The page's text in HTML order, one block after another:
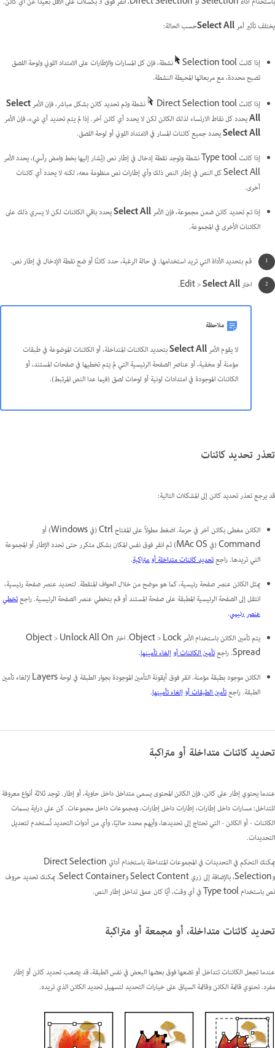
يختلف تأثير أمرSelect Allحسب الحالة:
إذا كانت Selection tool
نشطة، فإن كل المسارات والإطارات على الامتداد اللوني ولوحة اللصق
تصبح محددة، مع مربعاتها المحيطة النشطة.
إذا كانت Direct Selection tool
نشطة وتم تحديد كائن بشكل مباشر، فإن الأمرSelect
Allيحدد كل نقاط الارتساء لذلك الكائن لكن لا يحدد أي كائن آخر. إذا لم يتم تحديد أي شيء، فإن الأمر
Select Allيحدد جميع كائنات المسار في الامتداد اللوني أو لوحة اللصق.
إذا كانت Type tool نشطة وتوجد نقطة إدخال في إطار نص (يُشار إليها بخط وامض رأسي)، يحدد الأمر
Select All كل النص في إطار النص ذلك وأي إطارات نص منظومة معه، لكنه لا يحدد أي كائنات
أخرى.
إذا تم تحديد كائن ضمن مجموعة، فإن الأمرSelect Allيحدد باقي الكائنات لكن لا يسري ذلك على
الكائنات الأخرى في المجموعة.
قم بتحديد الأداة التي تريد استخدامها. في حالة الرغبة، حدد كائنًا أو ضع نقطة الإدخال في إطار نص.
اختر Edit >Select All
.
ملاحظة
لا يقوم الأمرSelect Allبتحديد الكائنات المتداخلة، أو الكائنات الموضوعة في طبقات
مؤمنة أو مخفية، أو عناصر الصفحة الرئيسية التي لم يتم تخطيها في صفحات المستند، أو
الكائنات الموجودة في امتدادات لونية أو لوحات لصق (فيما عدا النص المرتبط).
تعذر تحديد كائنات
قد يرجع تعذر تحديد كائن إلى المشكلات التالية:
الكائن مغطى بكائن آخر في حزمة. اضغط مطولاً على المفتاح Ctrl (في Windows) أو
Command (في MAc OS) ثم انقر فوق نفس المكان بشكل متكرر حتى تحدد الإطار أو المجموعة
التي تريدها. راجعتحديد كائنات متداخلة أو متراكبة.
يمثل الكائن عنصر صفحة رئيسية، كما هو موضح من خلال الحواف المنقطة. لتحديد عنصر صفحة رئيسية،
انتقل إلى الصفحة الرئيسية المطبقة على صفحة المستند أو قم بتخطي عنصر الصفحة الرئيسية. راجعتخطي
عنصر رئيسي.
يتم تأمين الكائن باستخدام الأمر Object > Lock. اختر Object > Unlock All On
Spread. راجع
تأمين الكائنات أو إلغاء تأمينها.
الكائن موجود بطبقة مؤمنة. انقر فوق أيقونة التأمين الموجودة بجوار الطبقة في لوحة Layers لإلغاء تأمين
الطبقة. راجعتأمين الطبقات أو إلغاء تأمينها.
تحديد كائنات متداخلة أو متراكبة
عندما يحتوي إطار على كائن، فإن الكائن المحتوى يسمىمتداخلداخل حاوية، أو إطار. توجد ثلاثة أنواع معروفة
للتداخل: مسارات داخل إطارات، إطارات داخل إطارات، ومجموعات داخل مجموعات. كن على دراية بسمات
الكائنات - أو الكائن - التي تحتاج إلى تحديدها، وأيهم محدد حاليًا، وأي من أدوات التحديد تُستخدم لتعديل
التحديدات.
يمكنك التحكم في التحديدات في المجموعات المتداخلة باستخدام أداتي Direct Selection
وSelection، بالإضافة إلى زري Select Content وSelect Container. يمكنك تحديد حروف
نص باستخدام Type tool في أي وقت، أيًا كان عمق تداخل إطار النص.
تحديد كائنات متداخلة، أو مجمعة أو متراكبة
عندما تجعل الكائنات تتداخل أو تضعها فوق بعضها البعض في نفس الطبقة، قد يصعب تحديد كائن أو إطار
مفرد. تحتوي قائمة الكائن وقائمة السياق على خيارات التحديد لتسهيل تحديد الكائن الذي تريده.